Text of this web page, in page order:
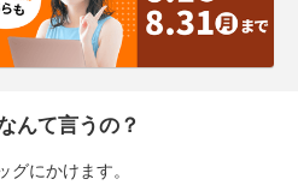
んて言うの？
にかけます。